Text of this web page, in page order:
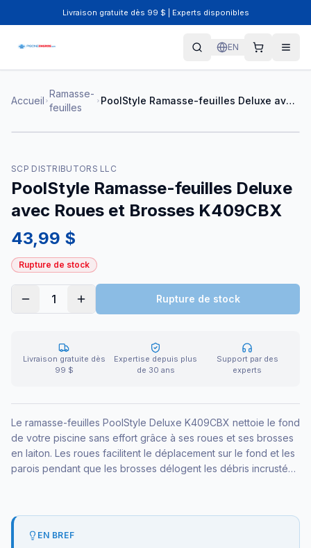
Livraison gratuite dès 99 $ | Experts disponibles
EN
Accueil
Ramasse-
feuilles
PoolStyle Ramasse-feuilles Deluxe avec Roues et Brosses K409CBX
SCP DISTRIBUTORS LLC
PoolStyle Ramasse-feuilles Deluxe
avec Roues et Brosses K409CBX
43,99 $
Rupture de stock
1 Rupture de stock
Livraison gratuite dès
99 $
Expertise depuis plus
de 30 ans
Support par des
experts
Le ramasse-feuilles PoolStyle Deluxe K409CBX nettoie le fond
de votre piscine sans effort grâce à ses roues et ses brosses
en laiton. Les roues facilitent le déplacement sur le fond et les
parois pendant que les brosses délogent les débris incrustés.
EN BREF